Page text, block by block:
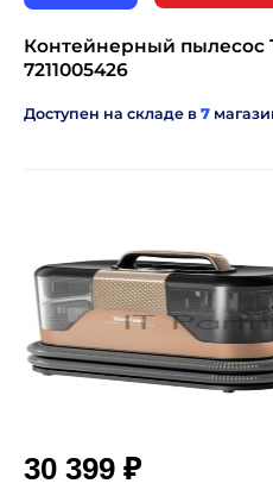
Контейнерный пылесос
7211005426
Доступен на складе в 7
30 399 ₽